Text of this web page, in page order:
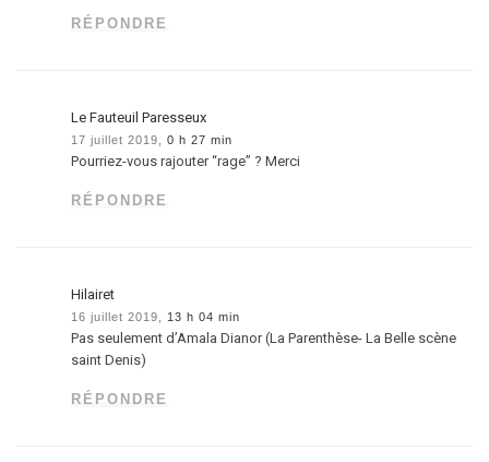
RÉPONDRE
Le Fauteuil Paresseux
17 juillet 2019, 0 h 27 min
Pourriez-vous rajouter “rage” ? Merci
RÉPONDRE
Hilairet
16 juillet 2019, 13 h 04 min
Pas seulement d’Amala Dianor (La Parenthèse- La Belle scène
saint Denis)
RÉPONDRE